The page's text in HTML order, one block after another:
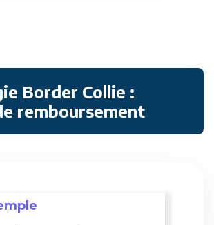
Border Collie :
remboursement